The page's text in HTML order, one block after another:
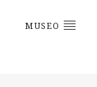
MUSEO